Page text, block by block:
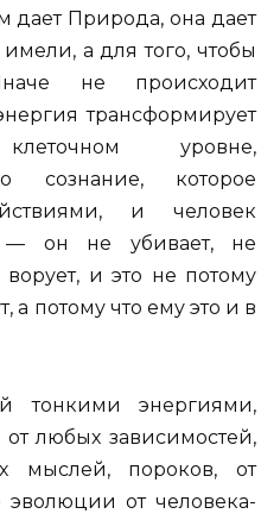
дает Природа, она дает
а для того, чтобы
не происходит
трансформирует
уровне,
сознание, которое
и человек
— он не убивает, не
и это не потому
а потому что ему это и в
тонкими энергиями,
от любых зависимостей,
мыслей, пороков, от
эволюции от человека-